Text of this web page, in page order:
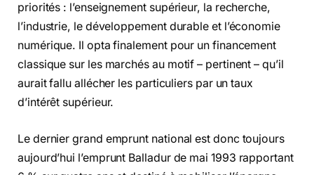
priorités : l’enseignement supérieur, la recherche,
l’industrie, le développement durable et l’économie
numérique. Il opta finalement pour un financement
classique sur les marchés au motif – pertinent – qu’il
aurait fallu allécher les particuliers par un taux
d’intérêt supérieur.
Le dernier grand emprunt national est donc toujours
aujourd’hui l’emprunt Balladur de mai 1993 rapportant